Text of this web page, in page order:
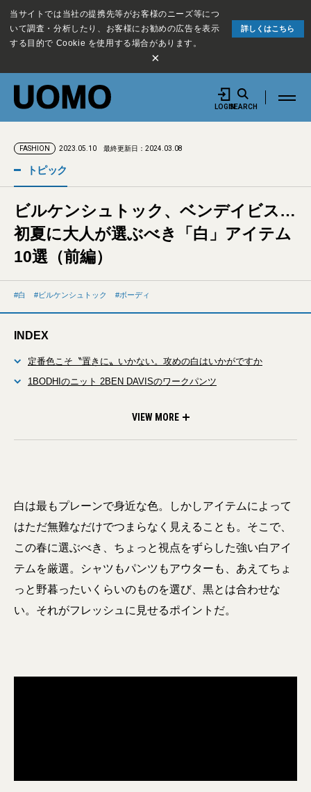
当サイトでは当社の提携先等がお客様のニーズ等につ
いて調査・分析したり、お客様にお勧めの広告を表示
する目的で Cookie を使用する場合があります。
詳しくはこちら
×
LOGINSEARCH
FASHION 2023.05.10 最終更新日：2024.03.08
トピック
ビルケンシュトック、ベンデイビス…
初夏に大人が選ぶべき「白」アイテム
10選（前編）
白 ビルケンシュトック ボーディ
INDEX
定番色こそ〝置きに〟いかない。攻めの白はいかがですか
1BODHIのニット 2BEN DAVISのワークパンツ
VIEW MORE
白は最もプレーンで身近な色。しかしアイテムによって
はただ無難なだけでつまらなく見えることも。そこで、
この春に選ぶべき、ちょっと視点をずらした強い白アイ
テムを厳選。シャツもパンツもアウターも、あえてちょ
っと野暮ったいくらいのものを選び、黒とは合わせな
い。それがフレッシュに見せるポイントだ。